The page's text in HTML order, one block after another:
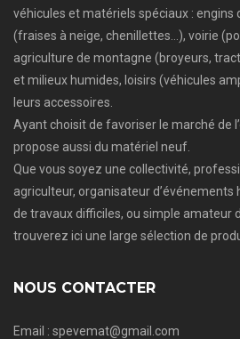
véhicules et matériels spéciaux :
(fraises à neige, chenillettes…), voirie
agriculture de montagne (broyeurs,
et milieux humides, loisirs (véhicules
leurs accessoires.
Ayant choisit de favoriser le marché de
propose aussi du matériel neuf.
Que vous soyez une collectivité,
agriculteur, organisateur
de travaux difficiles, ou simple amateur
trouverez ici une large sélection de
NOUS CONTACTER
Email : spevemat@gmail.com